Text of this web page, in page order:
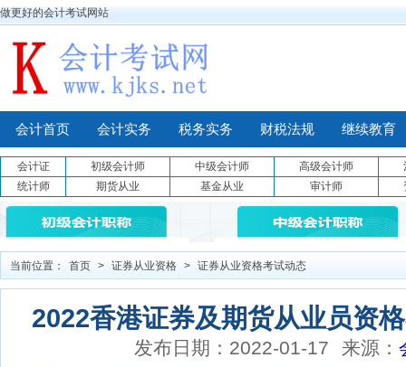
做更好的会计考试网站
会计首页 会计实务 税务实务 财税法规 继续教育
会计证 初级会计师 中级会计师 高级会计师
统计师
期货从业 基金从业 审计师
当前位置： 首页 > 证券从业资格 > 证券从业资格考试动态
2022香港证券及期货从业员资
发布日期：2022-01-17 来源：